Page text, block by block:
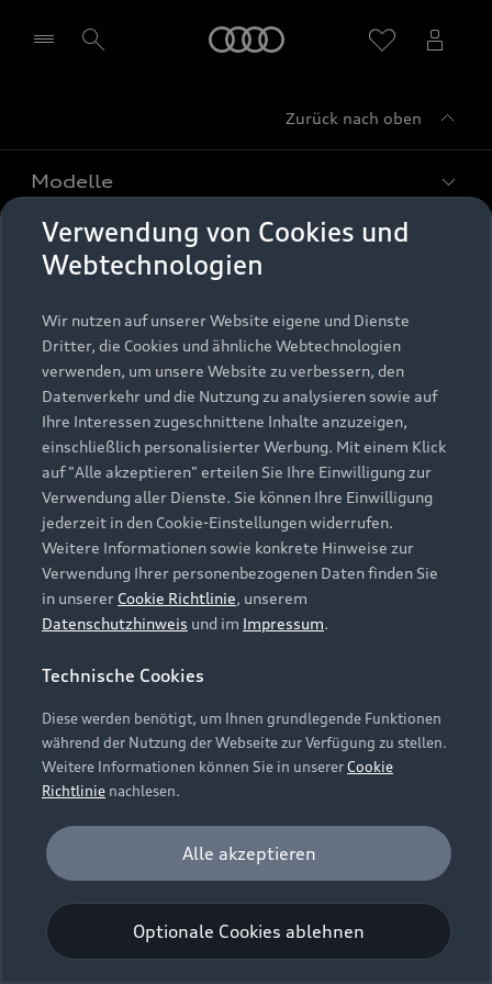
Zurück nach oben
Modelle
Alle Modelle
Elektromodelle
Plug-in-Hybride
Kaufen & leasen
Neuwagensuche
Gebrauchtwagensuche
Gebrauchtwagen
Finanzierung
Aktionen & Angebote
Geschäftskunden
Saisonale Angebote
Audi Services
Garantie
Audi digital services
myAudi
Support
Kundenservice
Händlersuche
Audi Code
Häufige Fragen (FAQ)
Audi Online Beratung
Bordbuch & Bedienungsanleitungen
Verträge kündigen
Vertrag widerrufen
Über Audi
Unternehmen
Karriere
Investor Relations
Presse & Media Center
Datenschutz
Audi erleben
Newsletter
© 2026 AUDI AG. Alle Rechte vorbehalten
Datenschutzinformation
Cookie-Richtlinie
Barrierefreiheit
Digital Services Act
EU Data Act
Embleme am Fahrzeug bei allen Abbildungen auf dieser
Webseite kann abweichen.
Verwendung von Cookies und
Webtechnologien
Wir nutzen auf unserer Website eigene und Dienste
Dritter, die Cookies und ähnliche Webtechnologien
verwenden, um unsere Website zu verbessern, den
Datenverkehr und die Nutzung zu analysieren sowie auf
Ihre Interessen zugeschnittene Inhalte anzuzeigen,
einschließlich personalisierter Werbung. Mit einem Klick
auf "Alle akzeptieren" erteilen Sie Ihre Einwilligung zur
Verwendung aller Dienste. Sie können Ihre Einwilligung
jederzeit in den Cookie-Einstellungen widerrufen.
Weitere Informationen sowie konkrete Hinweise zur
Verwendung Ihrer personenbezogenen Daten finden Sie
in unserer Cookie Richtlinie, unserem
Datenschutzhinweis und im Impressum.
Technische Cookies
Diese werden benötigt, um Ihnen grundlegende Funktionen
während der Nutzung der Webseite zur Verfügung zu stellen.
Weitere Informationen können Sie in unsererCookie
Richtlinie nachlesen.
Analyse und Statistik
Performance Cookies sammeln Informationen
darüber, wie unsere Webseite genutzt wird (z. B.
Anzahl der Besuche, Verweildauer). Diese Cookies
werden zur Optimierung der Webseite verwendet.
Optionale Cookies ablehnen
Alle akzeptieren